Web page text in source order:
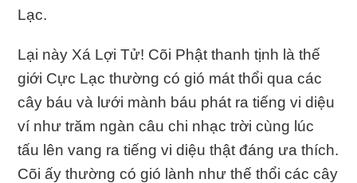
Lạc.
Lại này Xá Lợi Tử! Cõi Phật thanh tịnh là thế
giới Cực Lạc thường có gió mát thổi qua các
cây báu và lưới mành báu phát ra tiếng vi diệu
ví như trăm ngàn câu chi nhạc trời cùng lúc
tấu lên vang ra tiếng vi diệu thật đáng ưa thích.
Cõi ấy thường có gió lành như thế thổi các cây